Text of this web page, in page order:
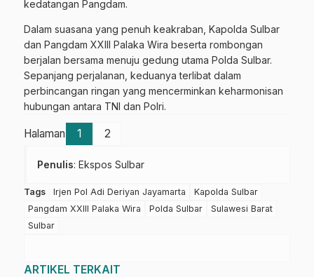
kedatangan Pangdam.
Dalam suasana yang penuh keakraban, Kapolda Sulbar
dan Pangdam XXIII Palaka Wira beserta rombongan
berjalan bersama menuju gedung utama Polda Sulbar.
Sepanjang perjalanan, keduanya terlibat dalam
perbincangan ringan yang mencerminkan keharmonisan
hubungan antara TNI dan Polri.
Halaman 1 2
Penulis: Ekspos Sulbar
Tags Irjen Pol Adi Deriyan Jayamarta
Kapolda Sulbar
Pangdam XXIII Palaka Wira
Polda Sulbar
Sulawesi Barat
Sulbar
ARTIKEL TERKAIT